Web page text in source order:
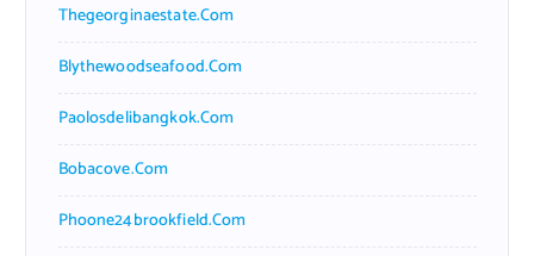
Thegeorginaestate.com
Blythewoodseafood.com
Paolosdelibangkok.com
Bobacove.com
Phoone24brookfield.com